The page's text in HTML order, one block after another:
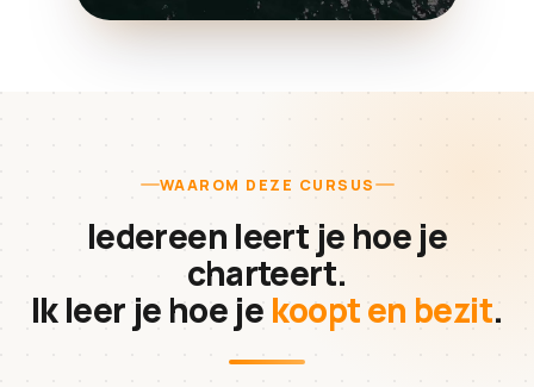
WAAROM DEZE CURSUS
Iedereen leert je hoe je
charteert.
Ik leer je hoe je koopt en bezit.